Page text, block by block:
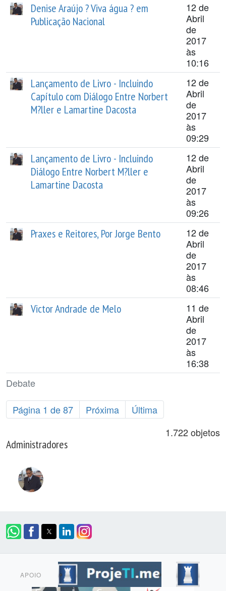
Debate
Denise Araújo ? Viva água ? em
Publicação Nacional
12 de
Abril
de
2017
às
10:16
Lançamento de Livro - Incluindo
Capítulo com Diálogo Entre Norbert
M?ller e Lamartine Dacosta
12 de
Abril
de
2017
às
09:29
Lançamento de Livro - Incluindo
Diálogo Entre Norbert M?ller e
Lamartine Dacosta
12 de
Abril
de
2017
às
09:26
Praxes e Reitores, Por Jorge Bento
12 de
Abril
de
2017
às
08:46
Victor Andrade de Melo
11 de
Abril
de
2017
às
16:38
Página 1 de 87 Próxima
Última
1.722 objetos
Administradores
APOIO